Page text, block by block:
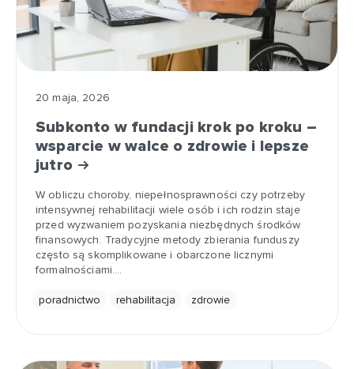
20 maja, 2026
Subkonto w fundacji krok po kroku –
wsparcie w walce o zdrowie i lepsze
jutro
W obliczu choroby, niepełnosprawności czy potrzeby
intensywnej rehabilitacji wiele osób i ich rodzin staje
przed wyzwaniem pozyskania niezbędnych środków
finansowych. Tradycyjne metody zbierania funduszy
często są skomplikowane i obarczone licznymi
formalnościami.…
poradnictwo rehabilitacja zdrowie